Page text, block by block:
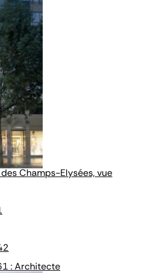
Champs-Elysées, vue
: Architecte